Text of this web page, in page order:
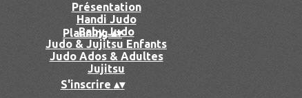
Présentation
Handi Judo
Baby Judo
Judo & Jujitsu Enfants
Judo Ados & Adultes
Jujitsu
Planning▴▾
S'inscrire ▴▾